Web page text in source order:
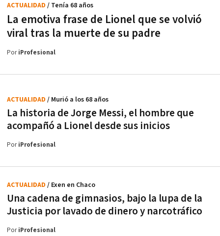
La emotiva frase de Lionel que se volvió
viral tras la muerte de su padre
ACTUALIDAD / Tenía 68 años
PoriProfesional
La historia de Jorge Messi, el hombre que
acompañó a Lionel desde sus inicios
ACTUALIDAD / Murió a los 68 años
PoriProfesional
Una cadena de gimnasios, bajo la lupa de la
Justicia por lavado de dinero y narcotráfico
ACTUALIDAD / Exen en Chaco
PoriProfesional